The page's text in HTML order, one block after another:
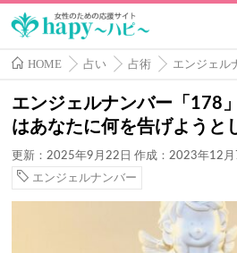
HOME 占い 占術 エンジェル
エンジェルナンバー「178
はあなたに何を告げようと
更新：2025年9月22日 作成：2023年12月
エンジェルナンバー